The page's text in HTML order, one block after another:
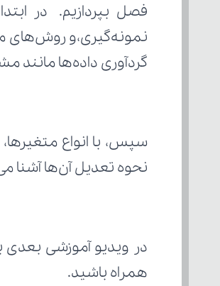
گردآوری داده‌ها مانند
نحوه تعدیل آن‌ها آشنا
در ویدیو آموزشی
همراه باشید.